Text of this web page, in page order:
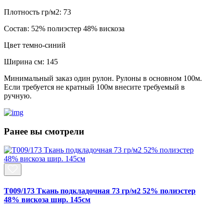
Плотность гр/м2: 73
Состав: 52% полиэстер 48% вискоза
Цвет темно-синий
Ширина см: 145
Минимальный заказ один рулон. Рулоны в основном 100м.
Если требуется не кратный 100м внесите требуемый в
ручную.
Ранее вы смотрели
T009/173 Ткань подкладочная 73 гр/м2 52% полиэстер
48% вискоза шир. 145см